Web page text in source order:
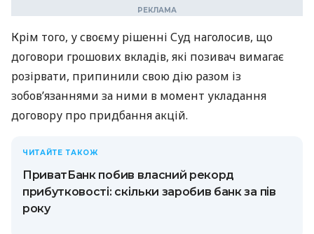
Крім того, у своєму рішенні Суд наголосив, що
договори грошових вкладів, які позивач вимагає
розірвати, припинили свою дію разом із
зобовʼязаннями за ними в момент укладання
договору про придбання акцій.
ЧИТАЙТЕ ТАКОЖ
ПриватБанк побив власний рекорд
прибутковості: скільки заробив банк за пів
року